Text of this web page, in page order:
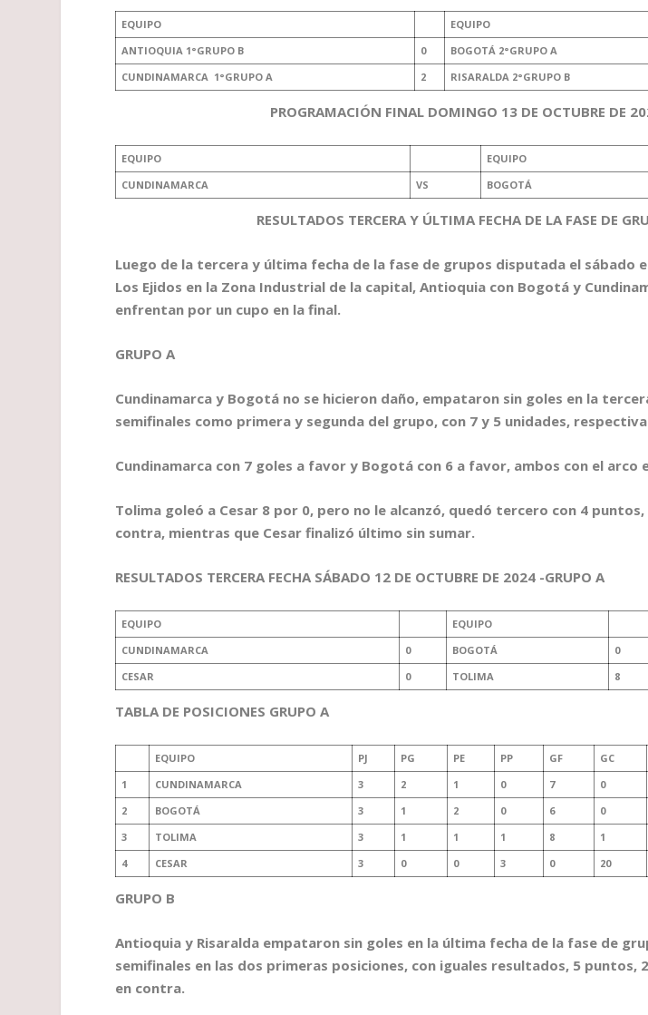
EQUIPO EQUIPO
ANTIOQUIA 1°GRUPO B
0 BOGOTÁ 2°GRUPO A
CUNDINAMARCA 1°GRUPO A
2 RISARALDA 2°GRUPO B
PROGRAMACIÓN FINAL DOMINGO 13 DE OCTUBRE DE
EQUIPO EQUIPO
CUNDINAMARCA
VS BOGOTÁ
RESULTADOS TERCERA Y ÚLTIMA FECHA DE LA FASE DE
Luego de la tercera y última fecha de la fase de grupos disputada el sábado
Los Ejidos en la Zona Industrial de la capital, Antioquia con Bogotá y
enfrentan por un cupo en la final.
GRUPO A
Cundinamarca y Bogotá no se hicieron daño, empataron sin goles en la
semifinales como primera y segunda del grupo, con 7 y 5 unidades,
Cundinamarca con 7 goles a favor y Bogotá con 6 a favor, ambos con el arco
Tolima goleó a Cesar 8 por 0, pero no le alcanzó, quedó tercero con 4
contra, mientras que Cesar finalizó último sin sumar.
RESULTADOS TERCERA FECHA SÁBADO 12 DE OCTUBRE DE 2024 -GRUPO A
EQUIPO EQUIPO
CUNDINAMARCA
0 BOGOTÁ 0
CESAR
0 TOLIMA 8
TABLA DE POSICIONES GRUPO A
EQUIPO PJ PG PE PP GF GC
1
CUNDINAMARCA 3 2 1 0 7 0
2
BOGOTÁ 3 1 2 0 6 0
3
TOLIMA 3 1 1 1 8 1
4
CESAR 3 0 0 3 0 20
GRUPO B
Antioquia y Risaralda empataron sin goles en la última fecha de la fase de
semifinales en las dos primeras posiciones, con iguales resultados, 5
en contra.